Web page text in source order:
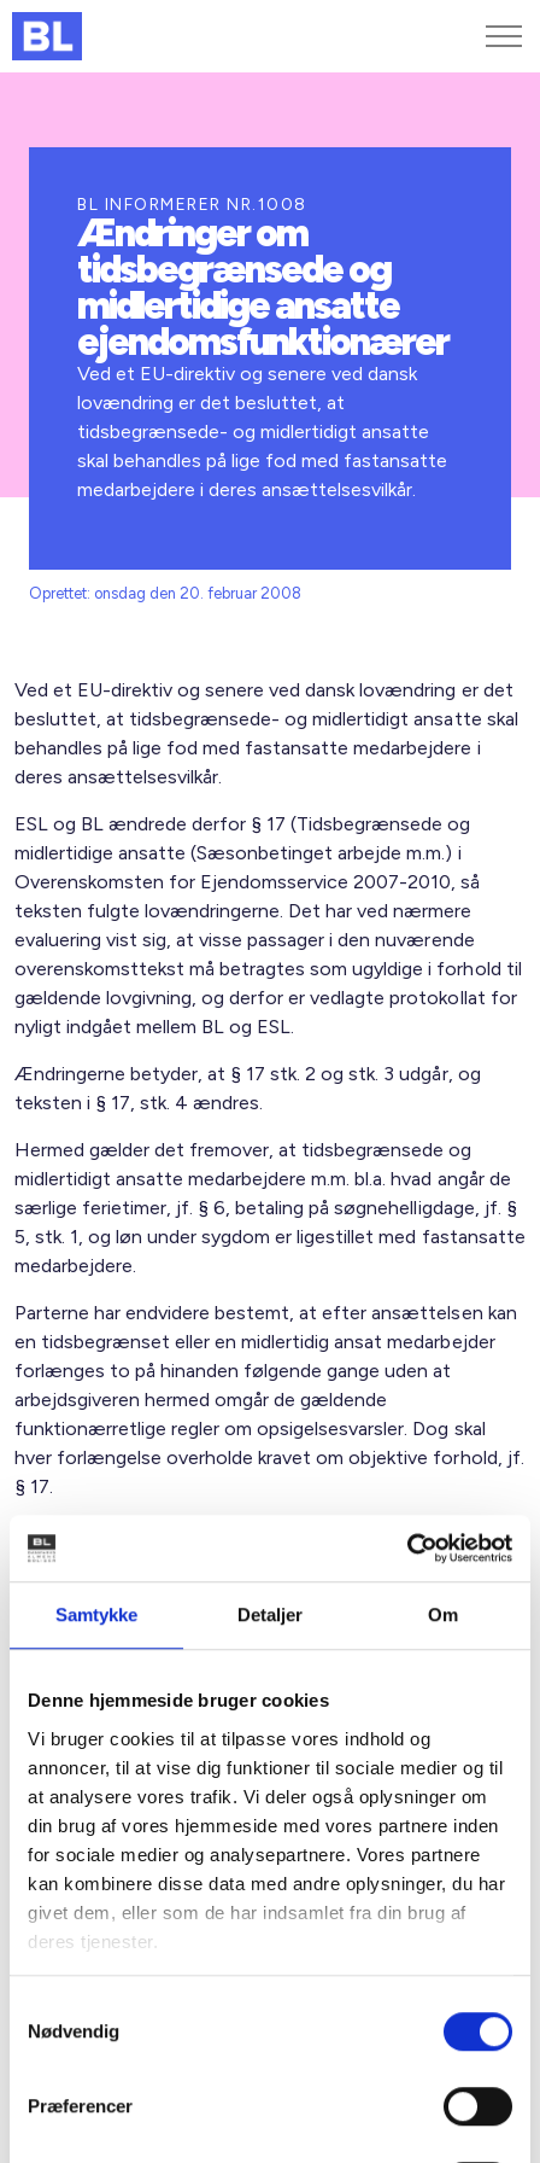
Samtykke Detaljer Om
Denne hjemmeside bruger cookies
Vi bruger cookies til at tilpasse vores indhold og
annoncer, til at vise dig funktioner til sociale medier og til
at analysere vores trafik. Vi deler også oplysninger om
din brug af vores hjemmeside med vores partnere inden
for sociale medier og analysepartnere. Vores partnere
kan kombinere disse data med andre oplysninger, du har
givet dem, eller som de har indsamlet fra din brug af
deres tjenester.
Nødvendig
Præferencer
Kurser og arrangementer
Jobportalen
BL INFORMERER NR.1008
Ændringer om
tidsbegrænsede og
midlertidige ansatte
ejendomsfunktionærer
Ved et EU-direktiv og senere ved dansk
lovændring er det besluttet, at
tidsbegrænsede- og midlertidigt ansatte
skal behandles på lige fod med fastansatte
medarbejdere i deres ansættelsesvilkår.
Oprettet: onsdag den 20. februar 2008
Ved et EU-direktiv og senere ved dansk lovændring er det
besluttet, at tidsbegrænsede- og midlertidigt ansatte skal
behandles på lige fod med fastansatte medarbejdere i
deres ansættelsesvilkår.
ESL og BL ændrede derfor § 17 (Tidsbegrænsede og
midlertidige ansatte (Sæsonbetinget arbejde m.m.) i
Overenskomsten for Ejendomsservice 2007-2010, så
teksten fulgte lovændringerne. Det har ved nærmere
evaluering vist sig, at visse passager i den nuværende
overenskomsttekst må betragtes som ugyldige i forhold til
gældende lovgivning, og derfor er vedlagte protokollat for
nyligt indgået mellem BL og ESL.
Ændringerne betyder, at § 17 stk. 2 og stk. 3 udgår, og
teksten i § 17, stk. 4 ændres.
Hermed gælder det fremover, at tidsbegrænsede og
midlertidigt ansatte medarbejdere m.m. bl.a. hvad angår de
særlige ferietimer, jf. § 6, betaling på søgnehelligdage, jf. §
5, stk. 1, og løn under sygdom er ligestillet med fastansatte
medarbejdere.
Parterne har endvidere bestemt, at efter ansættelsen kan
en tidsbegrænset eller en midlertidig ansat medarbejder
forlænges to på hinanden følgende gange uden at
arbejdsgiveren hermed omgår de gældende
funktionærretlige regler om opsigelsesvarsler. Dog skal
hver forlængelse overholde kravet om objektive forhold, jf.
§ 17.
Hvis arbejdsgiveren forlænger udover de to gange, skal de
sædvanlige opsigelsesvarsler som ved fastansatte
Relateret indhold Viden
BL INFORMERER
Nye krav om fjernaflæste målere – alle
ejendomme skal være klar senest 1. januar
2027
08. juni 2026
Ansvar for nødforsyning i plejeboliger ved
forsyningssvigt